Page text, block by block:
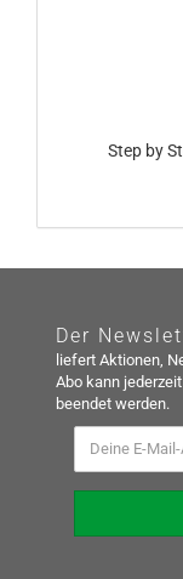
Step by
Der
liefert Aktionen,
Abo kann
beendet werden.